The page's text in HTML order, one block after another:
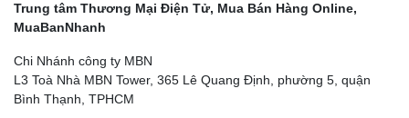
Trung tâm Thương Mại Điện Tử, Mua Bán Hàng Online,
MuaBanNhanh
Chi Nhánh công ty MBN
L3 Toà Nhà MBN Tower, 365 Lê Quang Định, phường 5, quận
Bình Thạnh, TPHCM